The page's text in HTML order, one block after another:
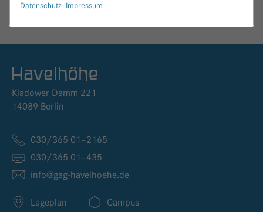
Logo GKH Havelhöhe
Kladower Damm 221
14089 Berlin
030/365 01–2165
030/365 01–435
info@gag-havelhoehe.de
Lageplan Campus
Datenschutz Impressum